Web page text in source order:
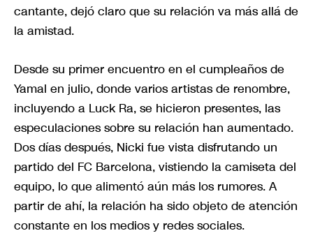
cantante, dejó claro que su relación va más allá de
la amistad.
Desde su primer encuentro en el cumpleaños de
Yamal en julio, donde varios artistas de renombre,
incluyendo a Luck Ra, se hicieron presentes, las
especulaciones sobre su relación han aumentado.
Dos días después, Nicki fue vista disfrutando un
partido del FC Barcelona, vistiendo la camiseta del
equipo, lo que alimentó aún más los rumores. A
partir de ahí, la relación ha sido objeto de atención
constante en los medios y redes sociales.